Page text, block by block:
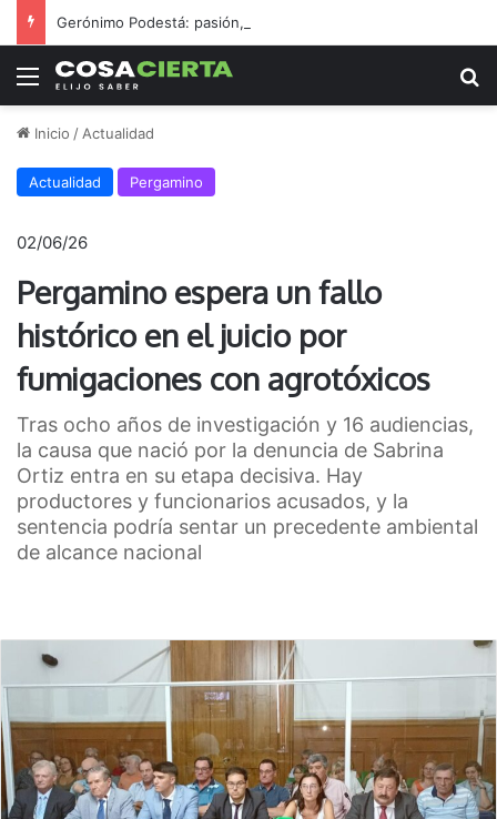
Menú
Inicio / Actualidad
Actualidad Pergamino
02/06/26
Pergamino espera un fallo
histórico en el juicio por
fumigaciones con agrotóxicos
Tras ocho años de investigación y 16 audiencias,
la causa que nació por la denuncia de Sabrina
Ortiz entra en su etapa decisiva. Hay
productores y funcionarios acusados, y la
sentencia podría sentar un precedente ambiental
de alcance nacional